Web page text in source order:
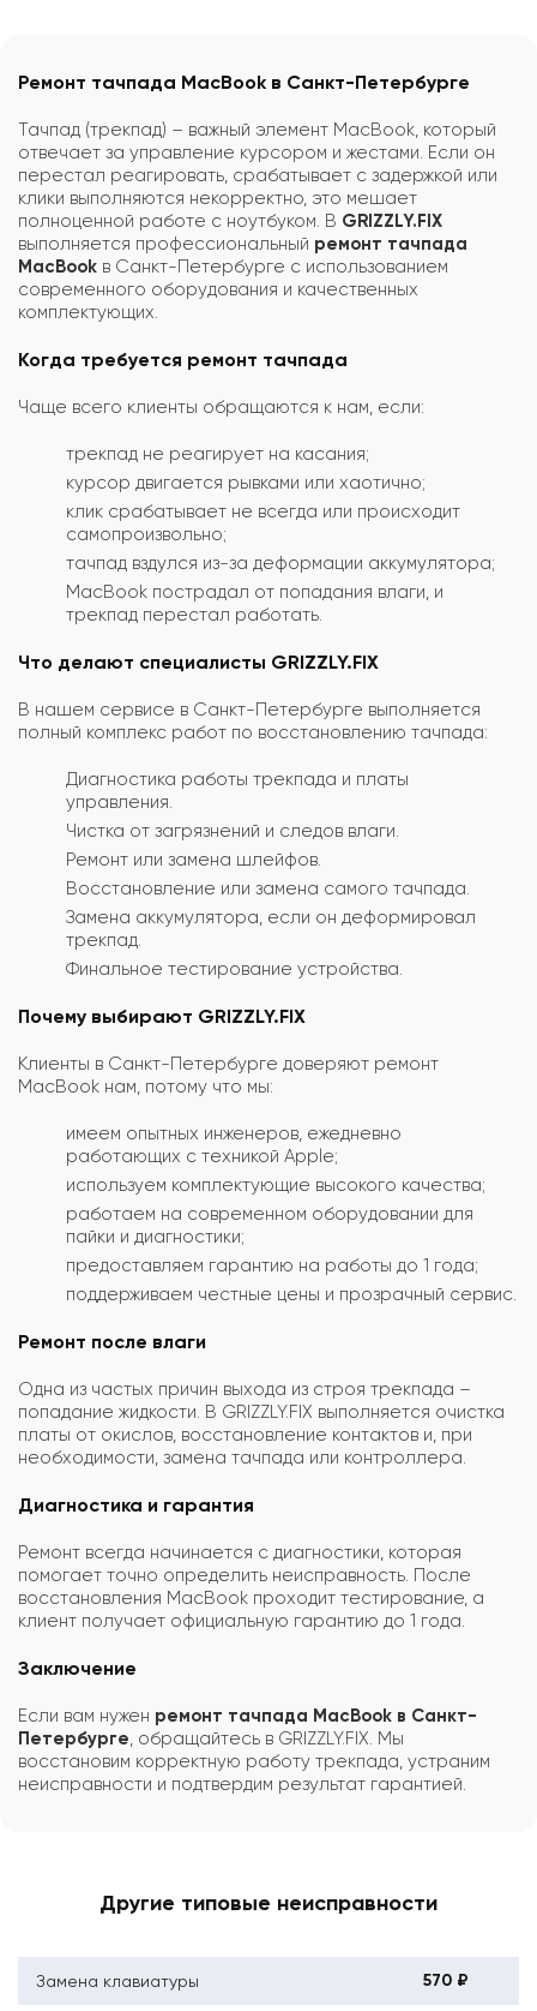
Ремонт тачпада MacBook в Санкт-Петербурге
Тачпад (трекпад) – важный элемент MacBook, который
отвечает за управление курсором и жестами. Если он
перестал реагировать, срабатывает с задержкой или
клики выполняются некорректно, это мешает
полноценной работе с ноутбуком. В GRIZZLY.FIX
выполняется профессиональный ремонт тачпада
MacBook в Санкт-Петербурге с использованием
современного оборудования и качественных
комплектующих.
Когда требуется ремонт тачпада
Чаще всего клиенты обращаются к нам, если:
трекпад не реагирует на касания;
курсор двигается рывками или хаотично;
клик срабатывает не всегда или происходит
самопроизвольно;
тачпад вздулся из-за деформации аккумулятора;
MacBook пострадал от попадания влаги, и
трекпад перестал работать.
Что делают специалисты GRIZZLY.FIX
В нашем сервисе в Санкт-Петербурге выполняется
полный комплекс работ по восстановлению тачпада:
Диагностика работы трекпада и платы
управления.
Чистка от загрязнений и следов влаги.
Ремонт или замена шлейфов.
Восстановление или замена самого тачпада.
Замена аккумулятора, если он деформировал
трекпад.
Финальное тестирование устройства.
Почему выбирают GRIZZLY.FIX
Клиенты в Санкт-Петербурге доверяют ремонт
MacBook нам, потому что мы:
имеем опытных инженеров, ежедневно
работающих с техникой Apple;
используем комплектующие высокого качества;
работаем на современном оборудовании для
пайки и диагностики;
предоставляем гарантию на работы до 1 года;
поддерживаем честные цены и прозрачный сервис.
Ремонт после влаги
Одна из частых причин выхода из строя трекпада –
попадание жидкости. В GRIZZLY.FIX выполняется очистка
платы от окислов, восстановление контактов и, при
необходимости, замена тачпада или контроллера.
Диагностика и гарантия
Ремонт всегда начинается с диагностики, которая
помогает точно определить неисправность. После
восстановления MacBook проходит тестирование, а
клиент получает официальную гарантию до 1 года.
Заключение
Если вам нужен ремонт тачпада MacBook в Санкт-
Петербурге , обращайтесь в GRIZZLY.FIX. Мы
восстановим корректную работу трекпада, устраним
неисправности и подтвердим результат гарантией.
Другие типовые неисправности
Замена клавиатуры 570 ₽